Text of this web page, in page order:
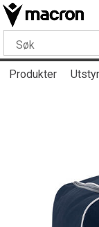
Produkter Utstyr